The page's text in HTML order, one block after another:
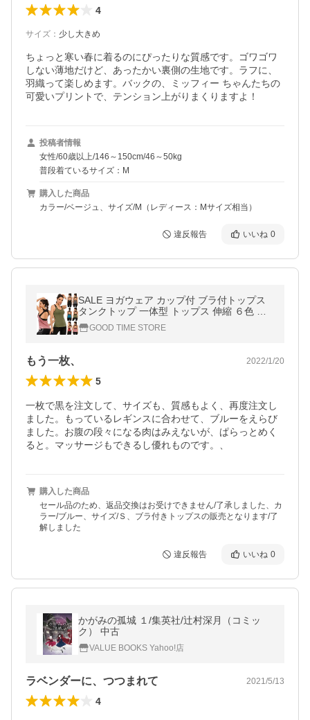
4
サイズ ： 少し大きめ
ちょっと寒い春に着るのにぴったりな質感です。ゴワゴワ
しない薄地だけど、あったかい裏側の生地です。ラフに、
羽織って楽しめます。バックの、ミッフィー ちゃんたちの
可愛いプリントで、テンション上がりまくりますよ！
投稿者情報
女性/60歳以上/146～150cm/46～50kg
普段着ているサイズ：M
購入した商品
カラー/ベージュ、サイズ/M（レディース：Mサイズ相当）
違反報告 いいね 0
SALE ヨガウェア カップ付 ブラ付トップス
タンクトップ 一体型 トップス 伸縮 ６色 ス
ポーツ おしゃれ
GOOD TIME STORE
もう一枚、 2022/1/20
5
一枚で黒を注文して、サイズも、質感もよく、再度注文し
ました。もっているレギンスに合わせて、ブルーをえらび
ました。お腹の段々になる肉はみえないが、ぱらっとめく
ると。マッサージもできるし優れものです。、
購入した商品
セール品のため、返品交換はお受けできません/了承しました、カ
ラー/ブルー、サイズ/Ｓ、ブラ付きトップスの販売となります/了
解しました
違反報告 いいね 0
かがみの孤城 １/集英社/辻村深月（コミッ
ク） 中古
VALUE BOOKS Yahoo!店
ラベンダーに、つつまれて 2021/5/13
4